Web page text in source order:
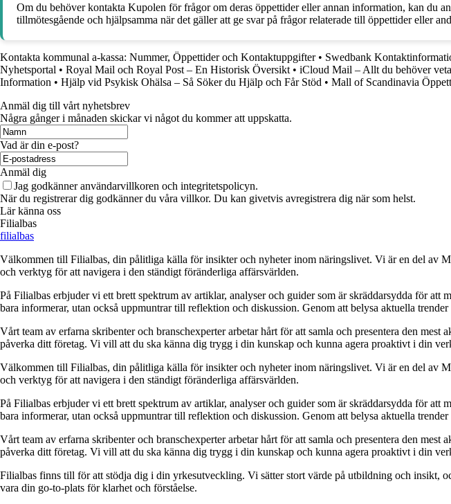
Om du behöver kontakta Kupolen för frågor om deras öppettider eller annan information, kan du
tillmötesgående och hjälpsamma när det gäller att ge svar på frågor relaterade till öppettider eller
Kontakta kommunal a-kassa: Nummer, Öppettider och Kontaktuppgifter• Swedbank
Nyhetsportal • Royal Mail och Royal Post – En Historisk Översikt • iCloud Mail – Allt du behöver veta
Information • Hjälp vid Psykisk Ohälsa – Så Söker du Hjälp och Får Stöd • Mall of Scandinavia
Anmäl dig till vårt nyhetsbrev
Några gånger i månaden skickar vi något du kommer att uppskatta.
Vad är din e-post?
Anmäl dig
Jag godkänner användarvillkoren och integritetspolicyn.
När du registrerar dig godkänner du våra villkor. Du kan givetvis avregistrera dig när som helst.
Lär känna oss
Filialbas
filialbas
Välkommen till Filialbas, din pålitliga källa för insikter och nyheter inom näringslivet. Vi är en del av
och verktyg för att navigera i den ständigt föränderliga affärsvärlden.
På Filialbas erbjuder vi ett brett spektrum av artiklar, analyser och guider som är skräddarsydda för
bara informerar, utan också uppmuntrar till reflektion och diskussion. Genom att belysa aktuella
Vårt team av erfarna skribenter och branschexperter arbetar hårt för att samla och presentera den
påverka ditt företag. Vi vill att du ska känna dig trygg i din kunskap och kunna agera proaktivt i din
Välkommen till Filialbas, din pålitliga källa för insikter och nyheter inom näringslivet. Vi är en del av
och verktyg för att navigera i den ständigt föränderliga affärsvärlden.
På Filialbas erbjuder vi ett brett spektrum av artiklar, analyser och guider som är skräddarsydda för
bara informerar, utan också uppmuntrar till reflektion och diskussion. Genom att belysa aktuella
Vårt team av erfarna skribenter och branschexperter arbetar hårt för att samla och presentera den
påverka ditt företag. Vi vill att du ska känna dig trygg i din kunskap och kunna agera proaktivt i din
Filialbas finns till för att stödja dig i din yrkesutveckling. Vi sätter stort värde på utbildning och insikt,
vara din go-to-plats för klarhet och förståelse.